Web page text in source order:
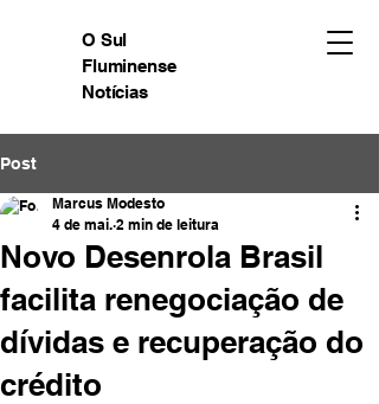
O Sul
Fluminense
Notícias
Post
Novo Desenrola Brasil
facilita renegociação de
dívidas e recuperação do
crédito
Marcus Modesto
4 de mai. 2 min de leitura